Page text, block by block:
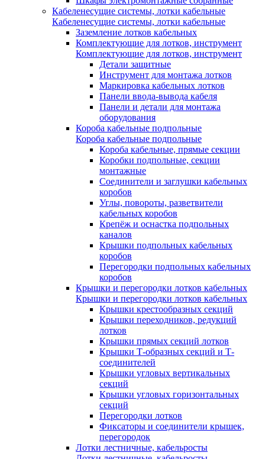
Кабеленесущие системы, лотки кабельные
Кабеленесущие системы, лотки кабельные
Заземление лотков кабельных
Комплектующие для лотков, инструмент
Комплектующие для лотков, инструмент
Детали защитные
Инструмент для монтажа лотков
Маркировка кабельных лотков
Панели ввода-вывода кабеля
Панели и детали для монтажа
оборудования
Короба кабельные подпольные
Короба кабельные подпольные
Короба кабельные, прямые секции
Коробки подпольные, секции
монтажные
Соединители и заглушки кабельных
коробов
Углы, повороты, разветвители
кабельных коробов
Крепёж и оснастка подпольных
каналов
Крышки подпольных кабельных
коробов
Перегородки подпольных кабельных
коробов
Крышки и перегородки лотков кабельных
Крышки и перегородки лотков кабельных
Крышки крестообразных секций
Крышки переходников, редукций
лотков
Крышки прямых секций лотков
Крышки Т-образных секций и Т-
соединителей
Крышки угловых вертикальных
секций
Крышки угловых горизонтальных
секций
Перегородки лотков
Фиксаторы и соединители крышек,
перегородок
Лотки лестничные, кабельросты